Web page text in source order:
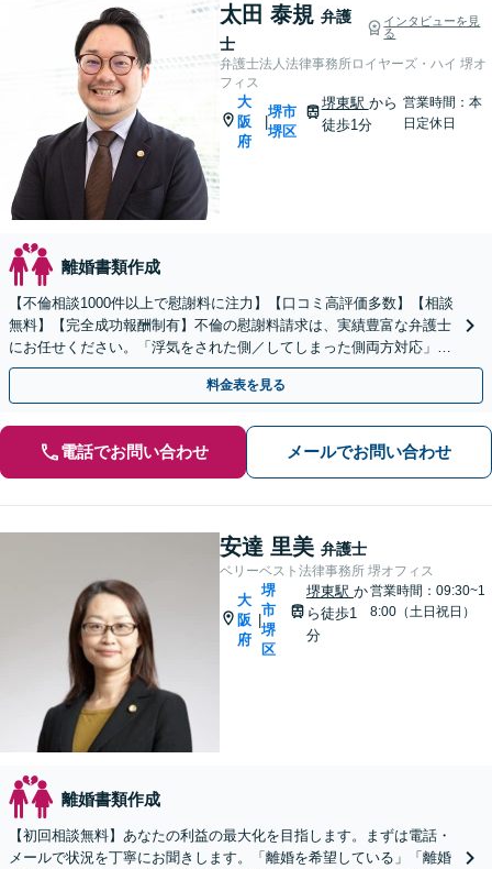
太田 泰規 弁護
士
インタビューを見
る
弁護士法人法律事務所ロイヤーズ・ハイ 堺オ
フィス
大
阪
府
堺市
堺区
堺東駅 から
徒歩1分
営業時間：本
日定休日
離婚書類作成
【不倫相談1000件以上で慰謝料に注力】【口コミ高評価多数】【相談
無料】【完全成功報酬制有】不倫の慰謝料請求は、実績豊富な弁護士
にお任せください。「浮気をされた側／してしまった側両方対応」人
情派弁護士！
料金表を見る
電話でお問い合わせ メールでお問い合わせ
安達 里美 弁護士
ベリーベスト法律事務所 堺オフィス
大
阪
府
堺
市
堺
区
堺東駅 か
ら徒歩1
分
営業時間：09:30~1
8:00（土日祝日）
離婚書類作成
【初回相談無料】あなたの利益の最大化を目指します。まずは電話・
メールで状況を丁寧にお聞きします。「離婚を希望している」「離婚